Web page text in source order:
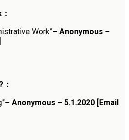
Work”– Anonymous –
– Anonymous – 5.1.2020 [Email